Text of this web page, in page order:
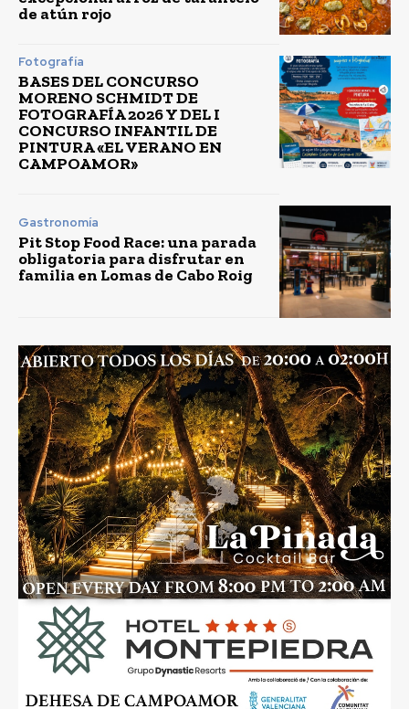
de atún rojo
Fotografía
BASES DEL CONCURSO
MORENO SCHMIDT DE
FOTOGRAFÍA 2026 Y DEL I
CONCURSO INFANTIL DE
PINTURA «EL VERANO EN
CAMPOAMOR»
Gastronomía
Pit Stop Food Race: una parada
obligatoria para disfrutar en
familia en Lomas de Cabo Roig